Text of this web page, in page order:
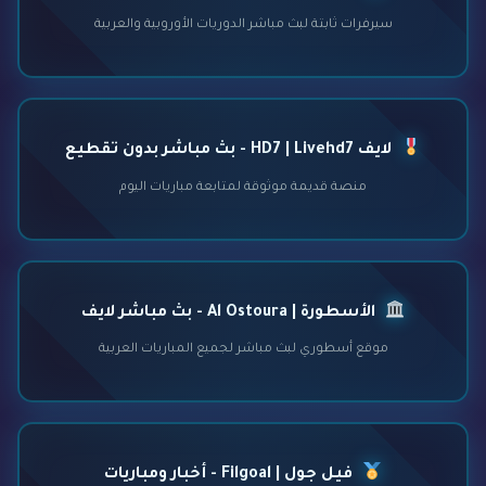
سيرفرات ثابتة لبث مباشر الدوريات الأوروبية والعربية
لايف HD7 | Livehd7 - بث مباشر بدون تقطيع
منصة قديمة موثوقة لمتابعة مباريات اليوم
الأسطورة | Al Ostoura - بث مباشر لايف
موقع أسطوري لبث مباشر لجميع المباريات العربية
فيل جول | Filgoal - أخبار ومباريات